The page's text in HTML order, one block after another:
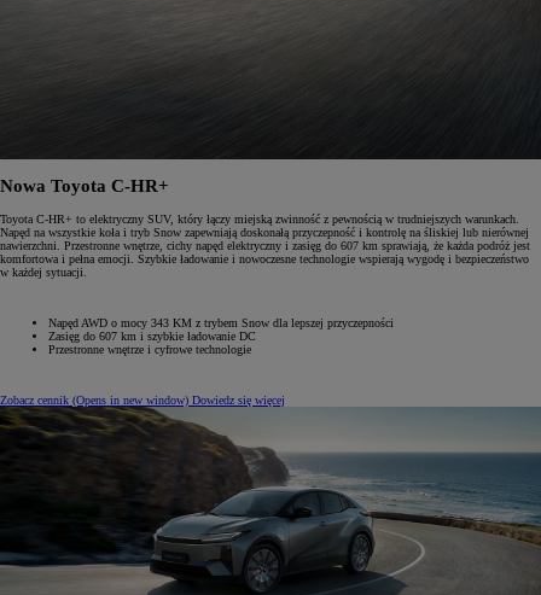
Nowa Toyota C-HR+
Toyota C-HR+ to elektryczny SUV, który łączy miejską zwinność z pewnością w trudniejszych warunkach.
Napęd na wszystkie koła i tryb Snow zapewniają doskonałą przyczepność i kontrolę na śliskiej lub nierównej
nawierzchni. Przestronne wnętrze, cichy napęd elektryczny i zasięg do 607 km sprawiają, że każda podróż jest
komfortowa i pełna emocji. Szybkie ładowanie i nowoczesne technologie wspierają wygodę i bezpieczeństwo
w każdej sytuacji.
Napęd AWD o mocy 343 KM z trybem Snow dla lepszej przyczepności
Zasięg do 607 km i szybkie ładowanie DC
Przestronne wnętrze i cyfrowe technologie
Zobacz cennik (Opens in new window) Dowiedz się więcej